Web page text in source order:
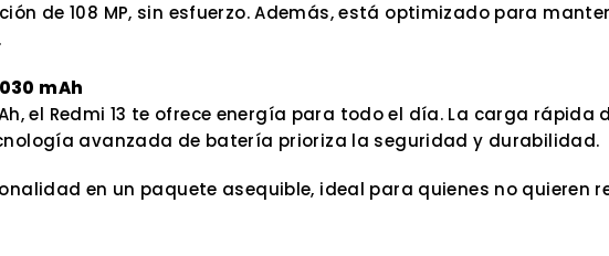
de 108 MP, sin esfuerzo. Además, está optimizado para
mAh
el Redmi 13 te ofrece energía para todo el día. La carga rápida
avanzada de batería prioriza la seguridad y durabilidad.
en un paquete asequible, ideal para quienes no